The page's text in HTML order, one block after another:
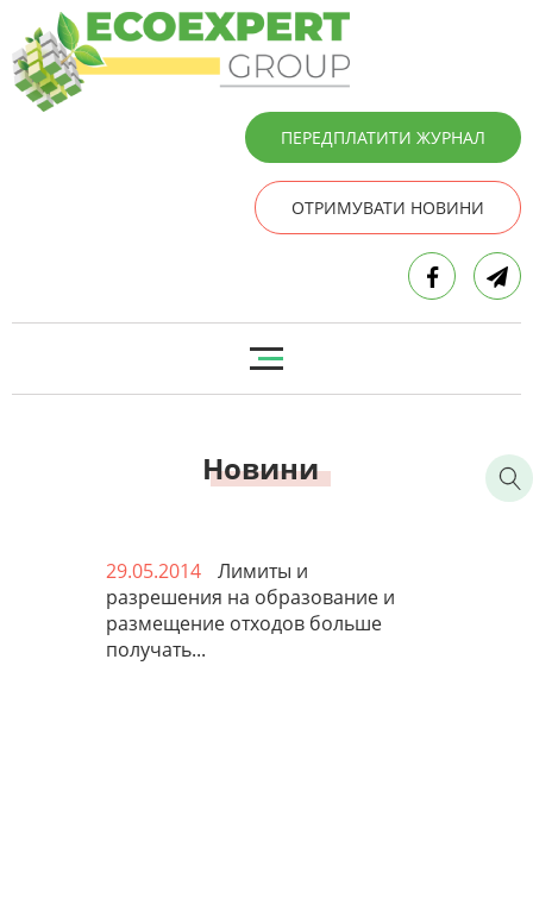
ПЕРЕДПЛАТИТИ ЖУРНАЛ
ОТРИМУВАТИ НОВИНИ
Новини
29.05.2014
Лимиты и
разрешения на образование и
размещение отходов больше
получать...